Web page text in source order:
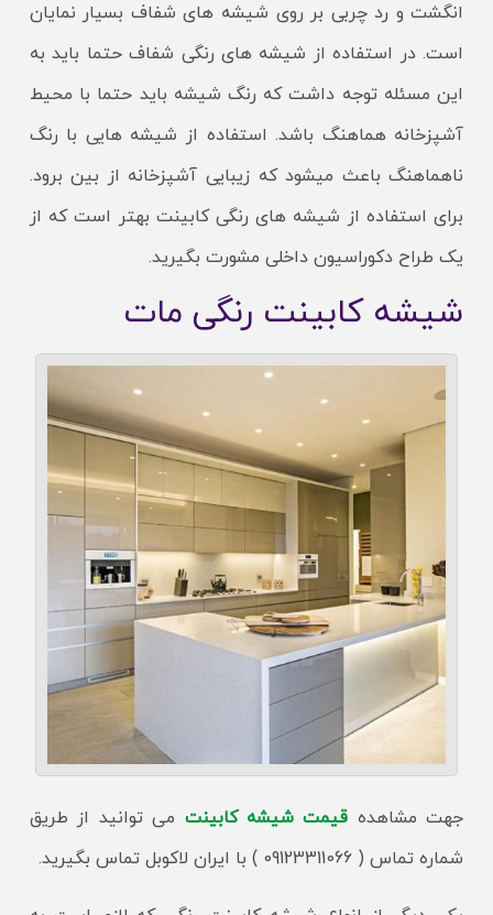
انگشت و رد چربی بر روی شیشه های شفاف بسیار نمایان
است. در استفاده از شیشه های رنگی شفاف حتما باید به
این مسئله توجه داشت که رنگ شیشه باید حتما با محیط
آشپزخانه هماهنگ باشد. استفاده از شیشه هایی با رنگ
ناهماهنگ باعث میشود که زیبایی آشپزخانه از بین برود.
برای استفاده از شیشه های رنگی کابینت بهتر است که از
یک طراح دکوراسیون داخلی مشورت بگیرید.
شیشه کابینت رنگی مات
جهت مشاهده قیمت شیشه کابینت می توانید از طریق
شماره تماس ( 09123311066 ) با ایران لاکوبل تماس بگیرید.